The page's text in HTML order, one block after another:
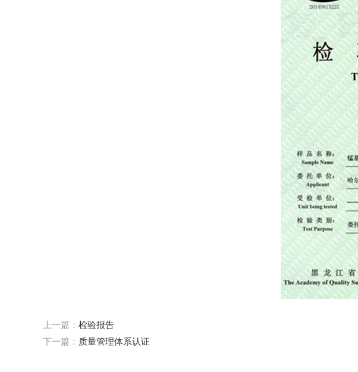
上一篇： 检验报告
下一篇： 质量管理体系认证